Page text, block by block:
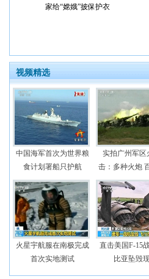
家给“嫦娥”披保护衣
视频精选
中国海军首次为世界粮
食计划署船只护航
实拍广州军区
击：多种火炮
火星宇航服在南极完成
首次实地测试
直击美国F-15
比亚坠毁